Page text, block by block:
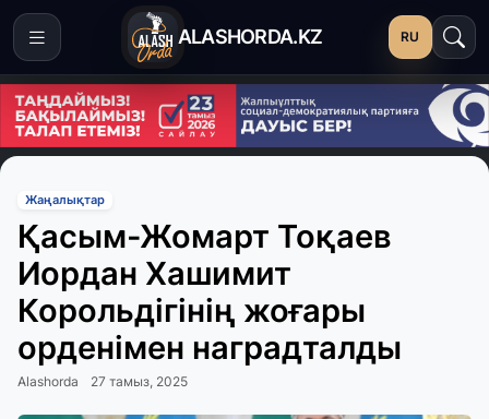
ALASHORDA.KZ RU
Жаңалықтар
Қасым-Жомарт Тоқаев
Иордан Хашимит
Корольдігінің жоғары
орденімен наградталды
Alashorda 27 тамыз, 2025